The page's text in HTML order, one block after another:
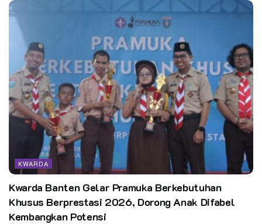
KWARDA
Kwarda Banten Gelar Pramuka Berkebutuhan
Khusus Berprestasi 2026, Dorong Anak Difabel
Kembangkan Potensi